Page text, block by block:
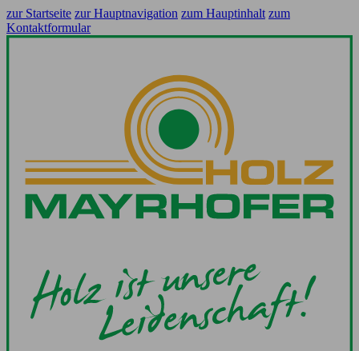
zur Startseite zur Hauptnavigation zum Hauptinhalt zum
Kontaktformular